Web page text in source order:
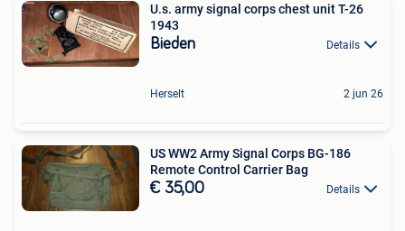
U.s. army signal corps chest unit T-26
1943
Bieden Details
Herselt 2 jun 26
US WW2 Army Signal Corps BG-186
Remote Control Carrier Bag
€ 35,00 Details